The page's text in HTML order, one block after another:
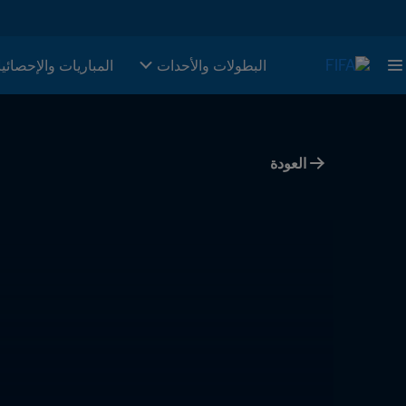
البطولات والأحدات المباريات
العودة